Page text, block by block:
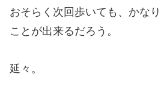
おそらく次回歩いても、かな
ことが出来るだろう。
延々。